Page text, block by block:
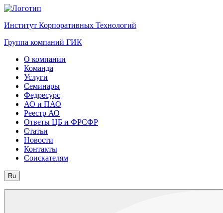
Институт Корпоративных Технологий
Группа компаний ГИК
О компании
Команда
Услуги
Семинары
Федресурс
АО и ПАО
Реестр АО
Ответы ЦБ и ФРСФР
Статьи
Новости
Контакты
Соискателям
Ru